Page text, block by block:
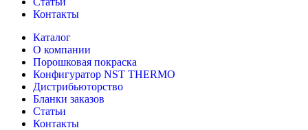
Контакты
Каталог
О компании
Порошковая покраска
Конфигуратор NST THERMO
Дистрибьюторство
Бланки заказов
Статьи
Контакты